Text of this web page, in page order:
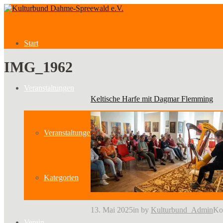
Start
Veranstaltungen
Veranstaltungen
Kategorien
IMG_1962
Keltische Harfe mit Dagmar Flemming
13. Mai 2025in by Kulturbund_Admin